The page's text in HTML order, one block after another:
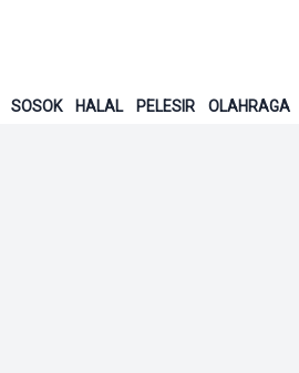
SOSOK HALAL PELESIR OLAHRAGA